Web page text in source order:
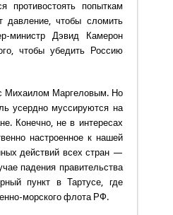
противостоять попыткам
давление, чтобы сломить
министр Дэвид Камерон
чтобы убедить Россию
Михаилом Маргеловым. Но
усердно муссируются на
Конечно, не в интересах
настроенное к нашей
действий всех стран —
падения правительства
пункт в Тартусе, где
морского флота РФ.